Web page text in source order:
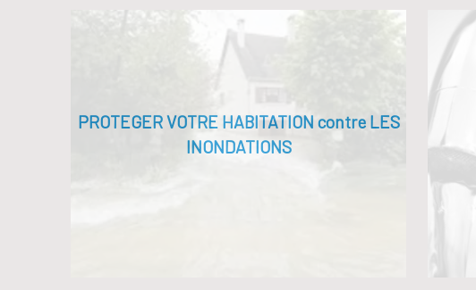
PROTEGER VOTRE HABITATION contre LES
INONDATIONS